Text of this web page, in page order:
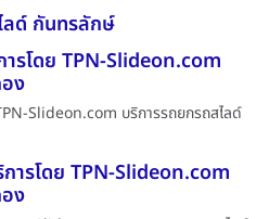
ลด์ กันทรลักษ์
รโดย TPN-Slideon.com
ง
Slideon.com บริการรถยกรถสไลด์
ารโดย TPN-Slideon.com
ง